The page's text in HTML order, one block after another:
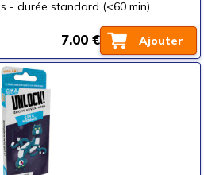
- durée standard (<60 min)
Ajouter
7.00 €